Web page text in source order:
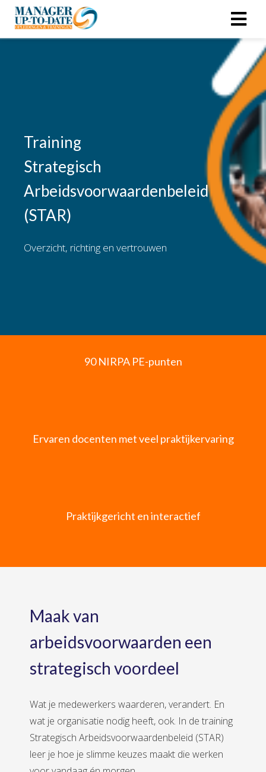
Training
Strategisch
Arbeidsvoorwaardenbeleid
(STAR)
Overzicht, richting en vertrouwen
90 NIRPA PE-punten
Ervaren docenten met veel praktijkervaring
Praktijkgericht en interactief
Maak van
arbeidsvoorwaarden een
strategisch voordeel
Wat je medewerkers waarderen, verandert. En
wat je organisatie nodig heeft, ook. In de training
Strategisch Arbeidsvoorwaardenbeleid (STAR)
leer je hoe je slimme keuzes maakt die werken